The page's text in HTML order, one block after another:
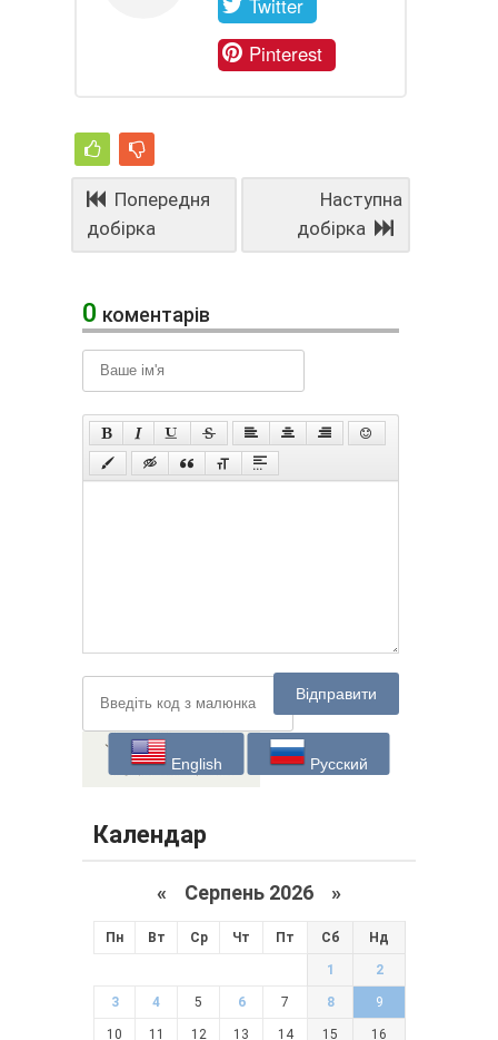
Twitter
Pinterest
Попередня
добірка
Наступна
добірка
0 коментарів
Відправити
English Русский
Календар
« Серпень 2026 »
Пн Вт Ср Чт Пт Сб Нд
1 2
3 4 5 6 7 8 9
10 11 12 13 14 15 16